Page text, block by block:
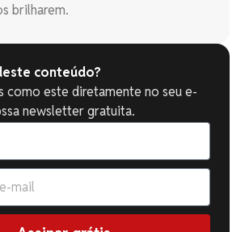
brilharem.
conteúdo?
como este diretamente no seu e-
newsletter gratuita.